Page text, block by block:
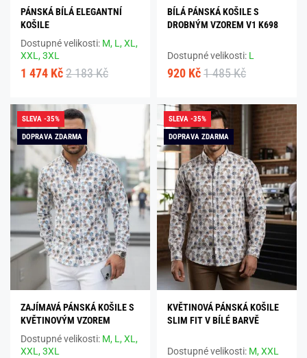
PÁNSKÁ BÍLÁ ELEGANTNÍ
KOŠILE
Dostupné velikosti: M, L,XL,
XXL,3XL
1 474 Kč 2 183 Kč
BÍLÁ PÁNSKÁ KOŠILE S
DROBNÝM VZOREM V1 K698
Dostupné velikosti: L
920 Kč 1 485 Kč
SLEVA -35%
DOPRAVA ZDARMA
ZAJÍMAVÁ PÁNSKÁ KOŠILE S
KVĚTINOVÝM VZOREM
Dostupné velikosti: M, L,XL,
XXL,3XL
SLEVA -35%
DOPRAVA ZDARMA
KVĚTINOVÁ PÁNSKÁ KOŠILE
SLIM FIT V BÍLÉ BARVĚ
Dostupné velikosti: M,XXL